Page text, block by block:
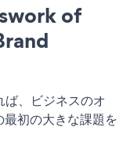
of
、ビジネスのオ
初の大きな課題を